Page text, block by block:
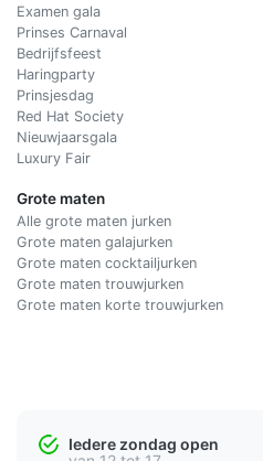
Examen gala
Prinses Carnaval
Bedrijfsfeest
Haringparty
Prinsjesdag
Red Hat Society
Nieuwjaarsgala
Luxury Fair
Grote maten
Alle grote maten jurken
Grote maten galajurken
Grote maten cocktailjurken
Grote maten trouwjurken
Grote maten korte trouwjurken
Iedere zondag open